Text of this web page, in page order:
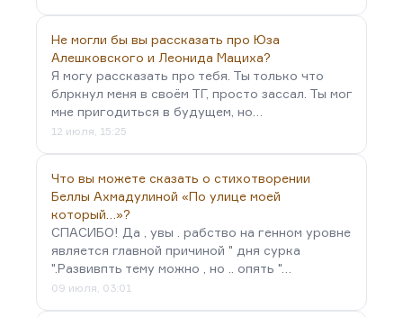
Не могли бы вы рассказать про Юза
Алешковского и Леонида Мациха?
Я могу рассказать про тебя. Ты только что
блркнул меня в своём ТГ, просто зассал. Ты мог
мне пригодиться в будущем, но…
12 июля, 15:25
Что вы можете сказать о стихотворении
Беллы Ахмадулиной «По улице моей
который…»?
СПАСИБО! Да , увы . рабство на генном уровне
является главной причиной " дня сурка
".Развивпть тему можно , но .. опять "…
09 июля, 03:01